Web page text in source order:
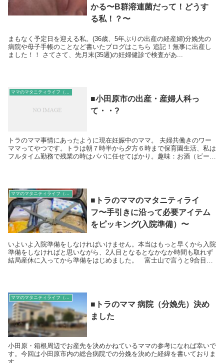
かる〜B群溶連菌だって！どうす
る私！？〜
まもなく予定日を迎える私。(36歳、5年ぶりの出産の経産婦)分娩先の
病院や母子手帳のことなど書いたブログはこちら 追記！無事に出産し
ました！！ さてさて、先月末(35週)の妊婦健診で検査があ...
■小田原市の出産・産婦人科っ
て・・?
トラのママ事情にあったように現在妊娠中のママ。 夫婦共働きのワー
ママってやつです。トラは朝７時半から夕方６時まで保育園生活、私は
フルタイム勤務で残業の時はパパに任せてばかり。趣味：お酒（ビール
■トラのママのマタニティライ
フ〜手引きに沿って必要アイテム
をピッキング(入院準備）〜
いよいよ入院準備をしなければいけません。本当はもっと早くから入院
準備をしなければと思いながら、2人目となるとなかなか時間も取れず
結局産休に入ってから準備をはじめました。 富士山で言うと9合目ぐ
ママのマタニティライフ（神奈川県西部の総合病院で分娩予定）
■トラのママ 病院（分娩先）決め
ました
小田原・箱根周辺でお産先を決めかねているママの参考になれば幸いで
す。今回は小田原市内の総合病院での分娩を決めた経緯を書いておりま